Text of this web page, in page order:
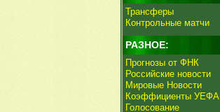
Трансферы
Контрольные матчи
РАЗНОЕ:
Прогнозы от ФНК
Российские новости
Мировые Новости
Коэффициенты УЕФА
Голосование